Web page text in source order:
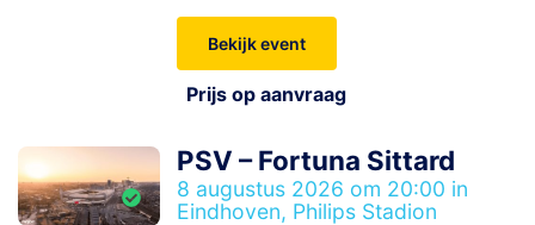
Bekijk event
Prijs op aanvraag
PSV – Fortuna Sittard
8 augustus 2026 om 20:00 in
Eindhoven, Philips Stadion